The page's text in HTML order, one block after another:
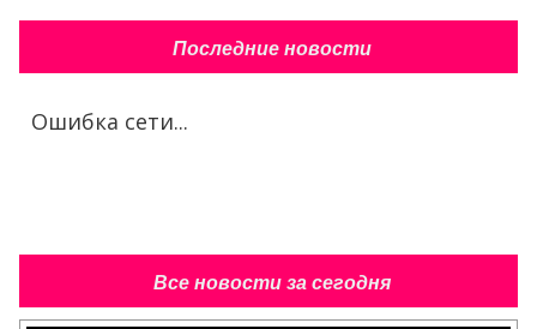
Последние новости
Ошибка сети...
Все новости за сегодня